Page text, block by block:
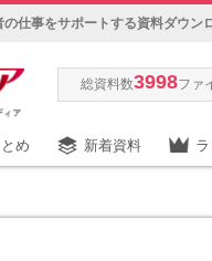
仕事をサポートする資料ダウン
総資料数3998ファ
め 新着資料